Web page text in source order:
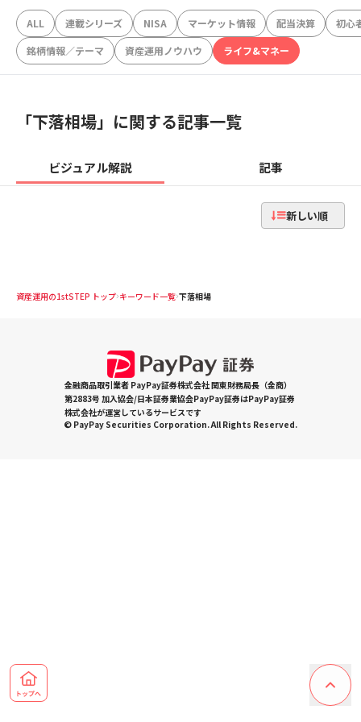
ALL 連載シリーズ NISA マーケット情報 配当決算
初心
銘柄情報／テーマ
資産運用ノウハウ ライフ&マネー
「下落相場」に関する記事一覧
ビジュアル解説 記事
新しい順
資産運用の1stSTEP トップ キーワード一覧 下落相場
金融商品取引業者 PayPay証券株式会社 関東財務局長（金商）
第2883号 加入協会/日本証券業協会PayPay証券はPayPay証券
株式会社が運営しているサービスです
© PayPay Securities Corporation. All Rights Reserved.